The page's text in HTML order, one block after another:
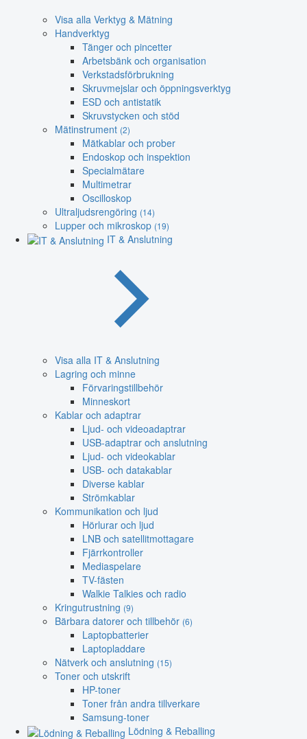
Visa alla Verktyg & Mätning
Handverktyg
Tänger och pincetter
Arbetsbänk och organisation
Verkstadsförbrukning
Skruvmejslar och öppningsverktyg
ESD och antistatik
Skruvstycken och stöd
Mätinstrument (2)
Mätkablar och prober
Endoskop och inspektion
Specialmätare
Multimetrar
Oscilloskop
Ultraljudsrengöring (14)
Lupper och mikroskop (19)
IT & Anslutning
Visa alla IT & Anslutning
Lagring och minne
Förvaringstillbehör
Minneskort
Kablar och adaptrar
Ljud- och videoadaptrar
USB-adaptrar och anslutning
Ljud- och videokablar
USB- och datakablar
Diverse kablar
Strömkablar
Kommunikation och ljud
Hörlurar och ljud
LNB och satellitmottagare
Fjärrkontroller
Mediaspelare
TV-fästen
Walkie Talkies och radio
Kringutrustning (9)
Bärbara datorer och tillbehör (6)
Laptopbatterier
Laptopladdare
Nätverk och anslutning (15)
Toner och utskrift
HP-toner
Toner från andra tillverkare
Samsung-toner
Lödning & Reballing